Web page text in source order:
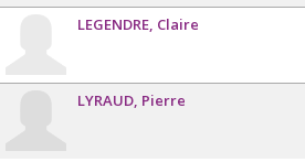
LEGENDRE Claire
LYRAUD Pierre